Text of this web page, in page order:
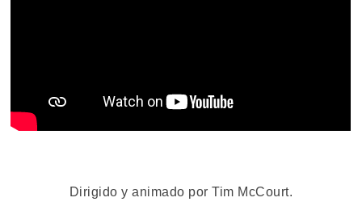
Dirigido y animado por Tim McCourt.